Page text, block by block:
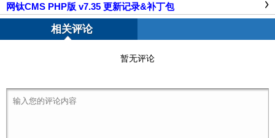
网钛CMS PHP版 v7.35 更新记录&补丁包
相关评论
暂无评论